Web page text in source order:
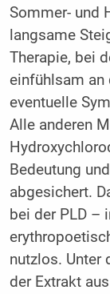
Sommer- und
langsame
Therapie, bei
einfühlsam an
eventuelle
Alle anderen
Bedeutung
abgesichert.
bei der PLD –
nutzlos. Unter
der Extrakt